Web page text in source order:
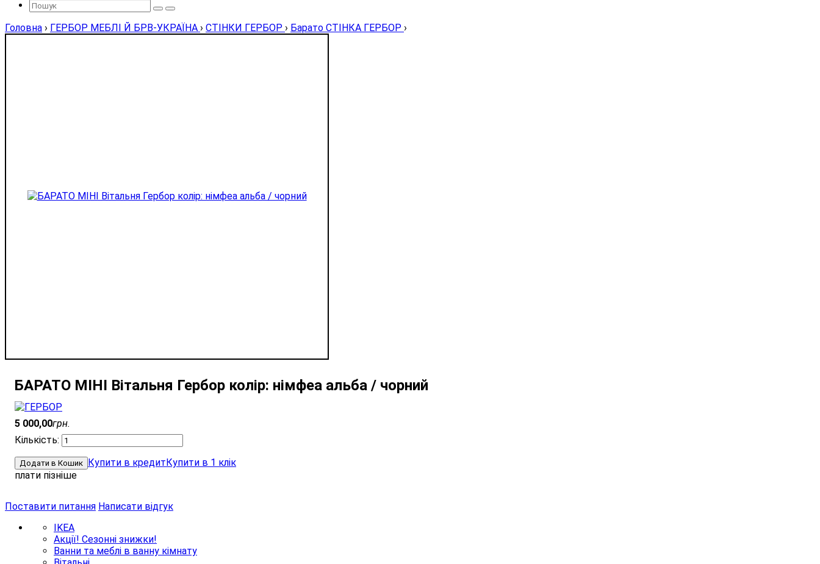
Головна › ГЕРБОР МЕБЛІ Й БРВ-УКРАЇНА › СТІНКИ ГЕРБОР › Барато СТІНКА ГЕРБОР ›
БАРАТО МІНI Вітальня Гербор колір: німфеа альба / чорний
5 000,00грн.
Додати в Кошик Купити в кредит Купити в 1 клік
плати пізніше
Поставити питання Написати відгук
IKEA
Акції! Сезонні знижки!
Ванни та меблі в ванну кімнату